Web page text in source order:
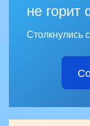
не горит
Столкнулись